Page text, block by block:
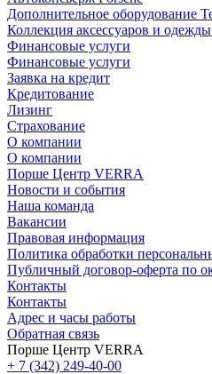
Дополнительное оборудование
Коллекция аксессуаров и
Финансовые услуги
Финансовые услуги
Заявка на кредит
Кредитование
Лизинг
Страхование
О компании
О компании
Порше Центр VERRA
Новости и события
Наша команда
Вакансии
Правовая информация
Политика обработки
Публичный договор-оферта по
Контакты
Контакты
Адрес и часы работы
Обратная связь
Порше Центр VERRA
+ 7 (342) 249-40-00